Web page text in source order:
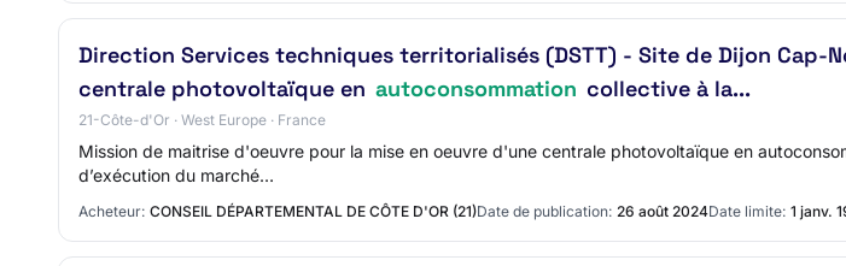
Direction Services techniques territorialisés (DSTT) - Site de Dijon Cap-
centrale photovoltaïque en autoconsommation collective à la...
21-Côte-d'Or · West Europe · France
Mission de maitrise d'oeuvre pour la mise en oeuvre d'une centrale photovoltaïque en
d’exécution du marché…
Acheteur: CONSEIL DÉPARTEMENTAL DE CÔTE D'OR (21)Date de publication: 26 août 2024Date limite: 1 janv.